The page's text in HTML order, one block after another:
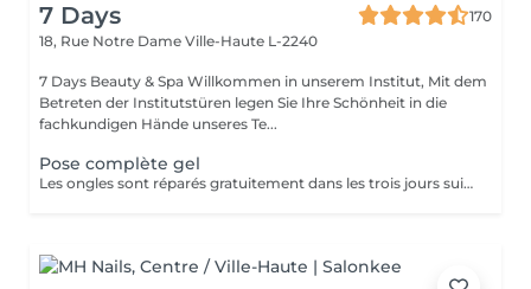
7 Days
170
18, Rue Notre Dame Ville-Haute L-2240
7 Days Beauty & Spa Willkommen in unserem Institut, Mit dem
Betreten der Institutstüren legen Sie Ihre Schönheit in die
fachkundigen Hände unseres Te...
Pose complète gel
Les ongles sont réparés gratuitement dans les trois jours suivant le service ! A partir du quatrième jour la prestation est payante.